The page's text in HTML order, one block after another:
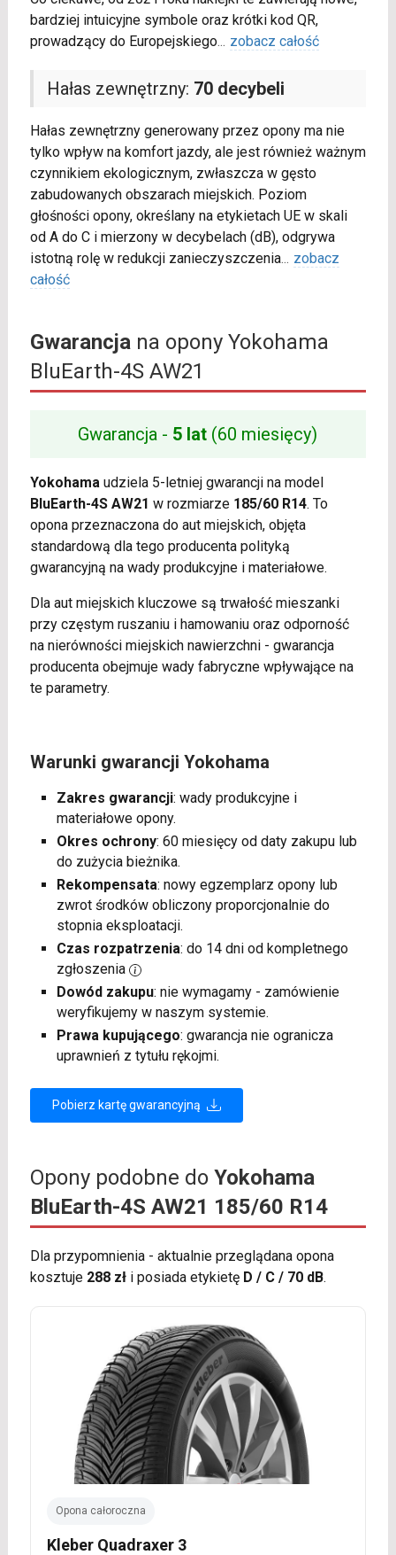
bardziej intuicyjne symbole oraz krótki kod QR,
prowadzący do Europejskiego... zobacz całość
Hałas zewnętrzny: 70 decybeli
Hałas zewnętrzny generowany przez opony ma nie
tylko wpływ na komfort jazdy, ale jest również ważnym
czynnikiem ekologicznym, zwłaszcza w gęsto
zabudowanych obszarach miejskich. Poziom
głośności opony, określany na etykietach UE w skali
od A do C i mierzony w decybelach (dB), odgrywa
istotną rolę w redukcji zanieczyszczenia... zobacz
całość
Gwarancjana opony Yokohama
BluEarth-4S AW21
Gwarancja - 5 lat (60 miesięcy)
Yokohamaudziela 5-letniej gwarancji na model
BluEarth-4S AW21 w rozmiarze 185/60 R14. To
opona przeznaczona do aut miejskich, objęta
standardową dla tego producenta polityką
gwarancyjną na wady produkcyjne i materiałowe.
Dla aut miejskich kluczowe są trwałość mieszanki
przy częstym ruszaniu i hamowaniu oraz odporność
na nierówności miejskich nawierzchni - gwarancja
producenta obejmuje wady fabryczne wpływające na
te parametry.
Warunki gwarancji Yokohama
Zakres gwarancji: wady produkcyjne i
materiałowe opony.
Okres ochrony: 60 miesięcy od daty zakupu lub
do zużycia bieżnika.
Rekompensata: nowy egzemplarz opony lub
zwrot środków obliczony proporcjonalnie do
stopnia eksploatacji.
Czas rozpatrzenia: do 14 dni od kompletnego
zgłoszenia
Dowód zakupu: nie wymagamy - zamówienie
weryfikujemy w naszym systemie.
Prawa kupującego: gwarancja nie ogranicza
uprawnień z tytułu rękojmi.
Pobierz kartę gwarancyjną
Opony podobne do Yokohama
BluEarth-4S AW21 185/60 R14
Dla przypomnienia - aktualnie przeglądana opona
kosztuje 288 złi posiada etykietę D / C / 70 dB.
Opona całoroczna
Kleber Quadraxer 3